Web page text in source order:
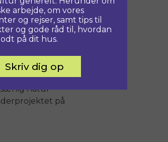
af hele
Derfor er
opgaven an
vil
er et
særlig natur
på
arbejde, om vores
og rejser, samt tips til
og gode råd til, hvordan
på dit hus.
Skriv dig op